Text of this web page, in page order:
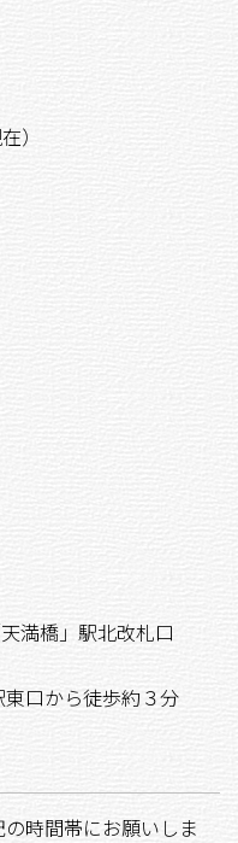
）
満橋」駅北改札口
から徒歩約３分
時間帯にお願いしま